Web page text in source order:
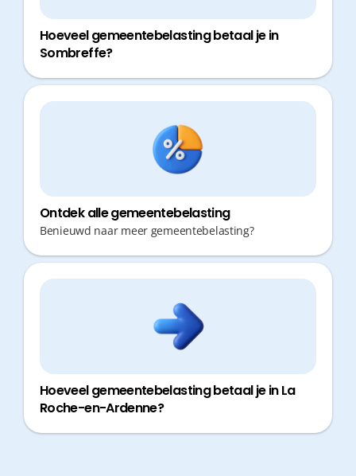
Hoeveel gemeentebelasting betaal je in
Sombreffe?
Ontdek alle gemeentebelasting
Benieuwd naar meer gemeentebelasting?
Hoeveel gemeentebelasting betaal je in La
Roche-en-Ardenne?